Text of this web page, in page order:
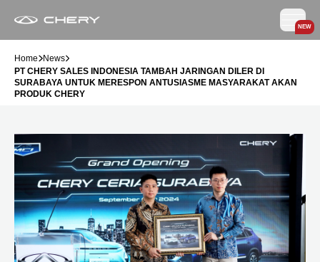
NEW
Home News
PT CHERY SALES INDONESIA TAMBAH JARINGAN DILER DI
SURABAYA UNTUK MERESPON ANTUSIASME MASYARAKAT AKAN
PRODUK CHERY